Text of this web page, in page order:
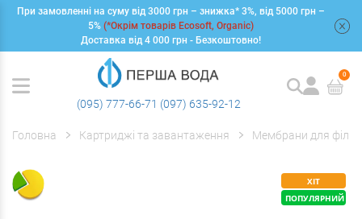
При замовленні на суму від 3000 грн – знижка* 3%, від 5000 грн –
5% (*Окрім товарів Ecosoft, Organic)
Доставка від 4 000 грн - Безкоштовно!
(095) 777-66-71 (097) 635-92-12
0
Головна Картриджі та завантаження Мембрани для
ХІТ
ПОПУЛЯРНИЙ